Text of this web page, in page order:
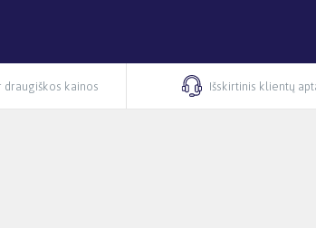
draugiškos kainos Išskirtinis klientų